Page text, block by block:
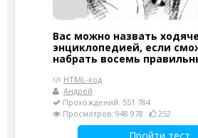
Вас можно назвать
энциклопедией, если
набрать восемь
HTML-код
Андрей
Прохождений: 551 784
Просмотров: 948 978
252